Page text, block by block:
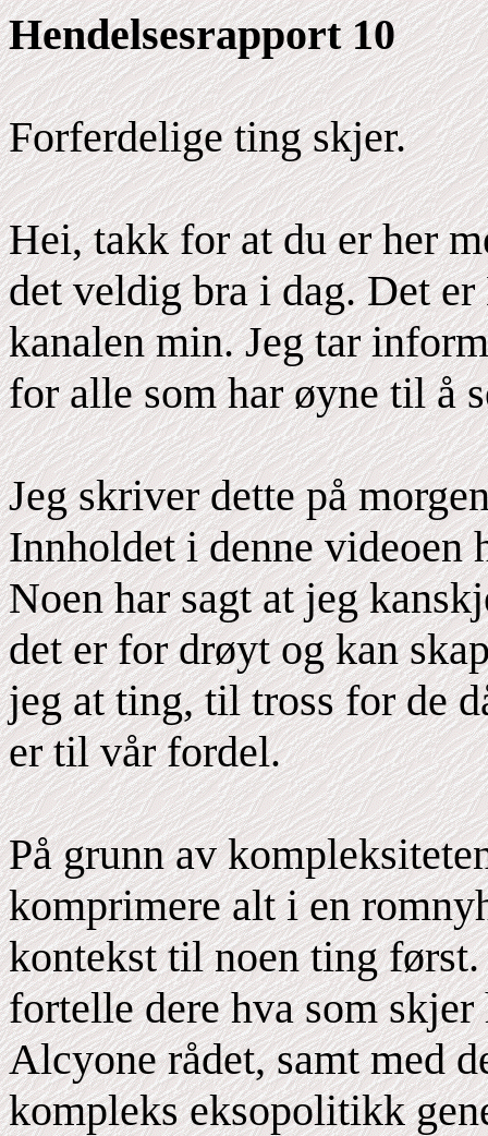
Hendelsesrapport 10
Forferdelige ting skjer.
Hei, takk for at du er her
det veldig bra i dag. Det
kanalen min. Jeg tar
for alle som har øyne til å
Jeg skriver dette på
Innholdet i denne videoen
Noen har sagt at jeg
det er for drøyt og kan
jeg at ting, til tross for de
er til vår fordel.
På grunn av
komprimere alt i en
kontekst til noen ting først.
fortelle dere hva som skjer
Alcyone rådet, samt med
kompleks eksopolitikk